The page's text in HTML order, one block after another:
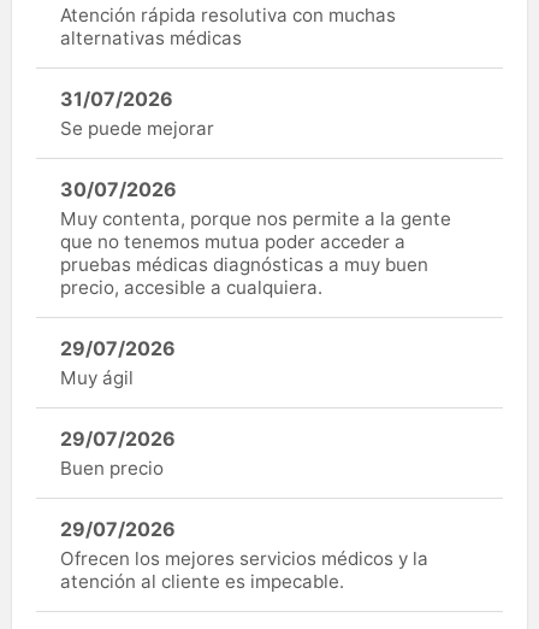
Atención rápida resolutiva con muchas
alternativas médicas
31/07/2026
Se puede mejorar
30/07/2026
Muy contenta, porque nos permite a la gente
que no tenemos mutua poder acceder a
pruebas médicas diagnósticas a muy buen
precio, accesible a cualquiera.
29/07/2026
Muy ágil
29/07/2026
Buen precio
29/07/2026
Ofrecen los mejores servicios médicos y la
atención al cliente es impecable.